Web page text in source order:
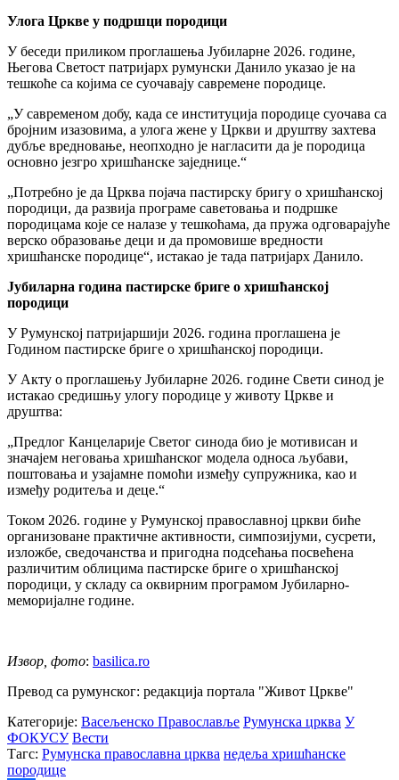
Улога Цркве у подршци породици
У беседи приликом проглашења Јубиларне 2026. године,
Његова Светост патријарх румунски Данило указао је на
тешкоће са којима се суочавају савремене породице.
„У савременом добу, када се институција породице суочава са
бројним изазовима, а улога жене у Цркви и друштву захтева
дубље вредновање, неопходно је нагласити да је породица
основно језгро хришћанске заједнице.“
„Потребно је да Црква појача пастирску бригу о хришћанској
породици, да развија програме саветовања и подршке
породицама које се налазе у тешкоћама, да пружа одговарајуће
верско образовање деци и да промовише вредности
хришћанске породице“, истакао је тада патријарх Данило.
Јубиларна година пастирске бриге о хришћанској
породици
У Румунској патријаршији 2026. година проглашена је
Годином пастирске бриге о хришћанској породици.
У Акту о проглашењу Јубиларне 2026. године Свети синод је
истакао средишњу улогу породице у животу Цркве и
друштва:
„Предлог Канцеларије Светог синода био је мотивисан и
значајем неговања хришћанског модела односа љубави,
поштовања и узајамне помоћи између супружника, као и
између родитеља и деце.“
Током 2026. године у Румунској православној цркви биће
организоване практичне активности, симпозијуми, сусрети,
изложбе, сведочанства и пригодна подсећања посвећена
различитим облицима пастирске бриге о хришћанској
породици, у складу са оквирним програмом Јубиларно-
меморијалне године.
Извор, фото: basilica.ro
Превод са румунског: редакција портала "Живот Цркве"
Категорије: Васељенско Православље Румунска црква У
ФОКУСУ Вести
Тагс: Румунска православна црква недеља хришћанске
породице